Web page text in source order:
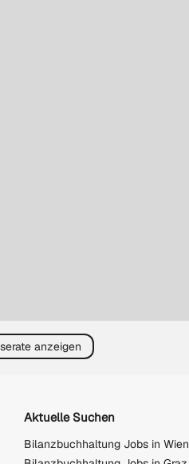
anzeigen
Aktuelle Suchen
Bilanzbuchhaltung Jobs in Wien